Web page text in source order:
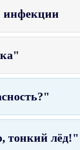
инфекции
тонкий лёд!"